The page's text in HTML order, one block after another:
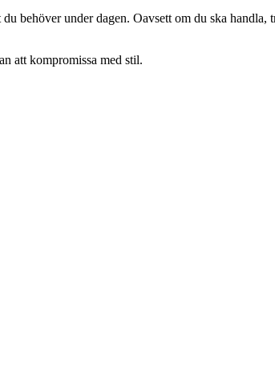
behöver under dagen. Oavsett om du ska handla,
att kompromissa med stil.